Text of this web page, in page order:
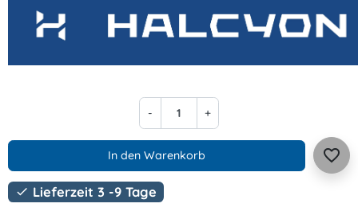
- +
In den Warenkorb favorite_border
 Lieferzeit 3 -9 Tage